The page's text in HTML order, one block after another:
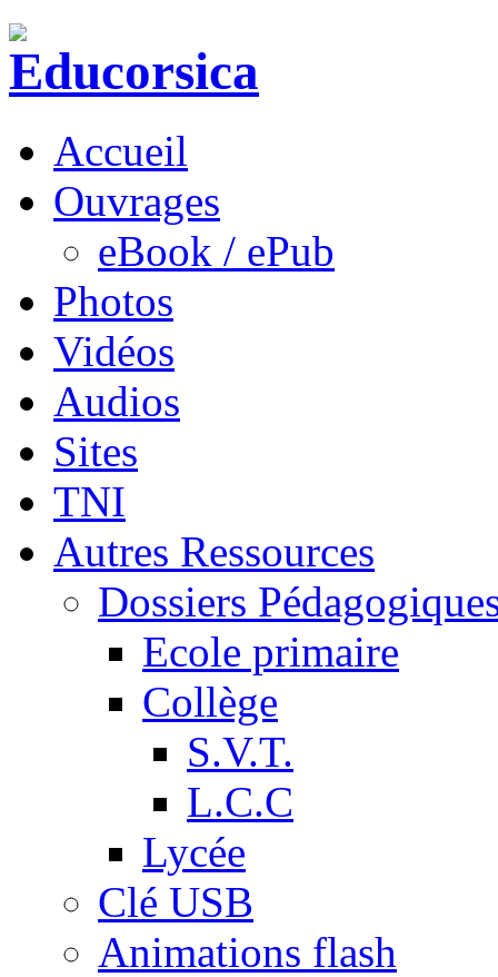
Accueil
Ouvrages
eBook / ePub
Photos
Vidéos
Audios
Sites
TNI
Autres Ressources
Dossiers
Ecole primaire
Collège
S.V.T.
L.C.C
Lycée
Clé USB
Animations flash